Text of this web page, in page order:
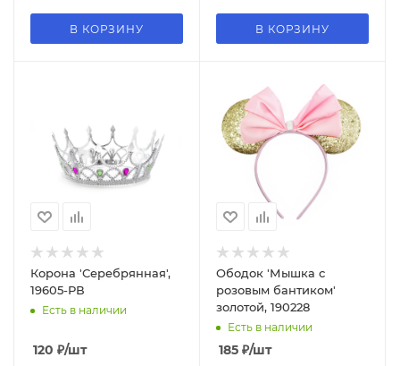
В КОРЗИНУ В КОРЗИНУ
Корона 'Серебрянная',
19605-РВ
Есть в наличии
120 ₽/шт
Ободок 'Мышка с
розовым бантиком'
золотой, 190228
Есть в наличии
185 ₽/шт